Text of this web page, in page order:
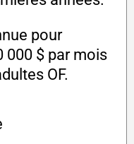
pour
000 $ par mois
OF.